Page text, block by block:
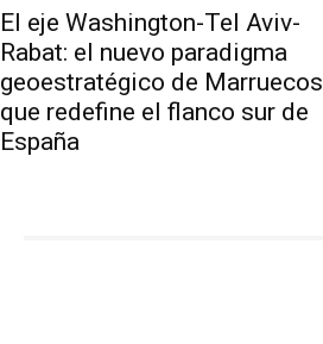
El eje Washington-Tel Aviv-
Rabat: el nuevo paradigma
geoestratégico de Marruecos
que redefine el flanco sur de
España